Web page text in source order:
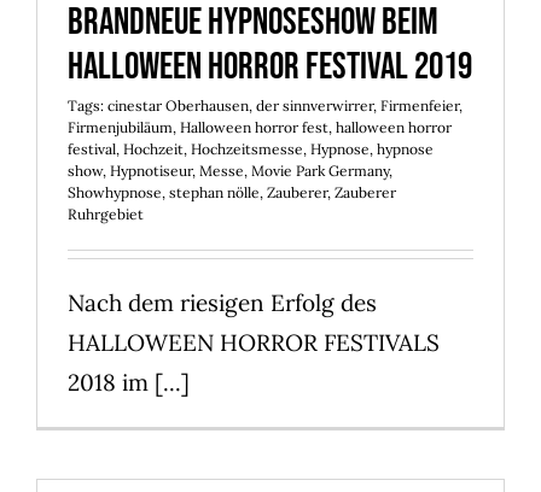
Brandneue Hypnoseshow beim
Halloween Horror Festival 2019
Tags: cinestar Oberhausen, der sinnverwirrer, Firmenfeier,
Firmenjubiläum, Halloween horror fest, halloween horror
festival, Hochzeit, Hochzeitsmesse, Hypnose, hypnose
show, Hypnotiseur, Messe, Movie Park Germany,
Showhypnose, stephan nölle, Zauberer, Zauberer
Ruhrgebiet
Nach dem riesigen Erfolg des
HALLOWEEN HORROR FESTIVALS
2018 im [...]